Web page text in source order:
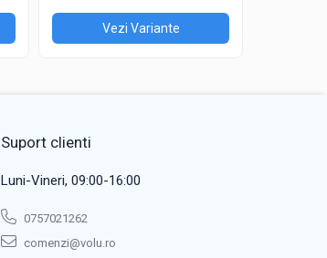
Vezi Variante
Suport clienti
Luni-Vineri, 09:00-16:00
0757021262
comenzi@volu.ro